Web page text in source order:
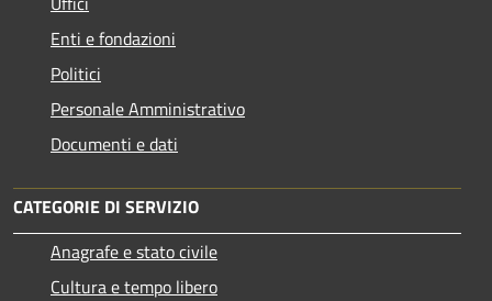
Enti e fondazioni
Politici
Personale Amministrativo
Documenti e dati
CATEGORIE DI SERVIZIO
Anagrafe e stato civile
Cultura e tempo libero